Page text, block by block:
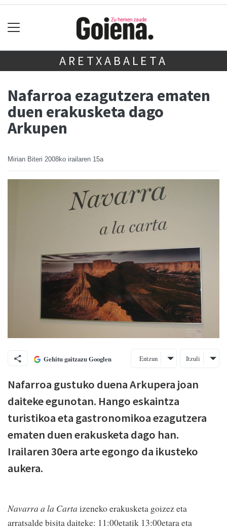
ARETXABALETA
Nafarroa ezagutzera ematen
duen erakusketa dago
Arkupen
Mirian Biteri 2008ko irailaren 15a
Gehitu gaitzazu Googlen Entzun Itzuli
Nafarroa gustuko duena Arkupera joan
daiteke egunotan. Hango eskaintza
turistikoa eta gastronomikoa ezagutzera
ematen duen erakusketa dago han.
Irailaren 30era arte egongo da ikusteko
aukera.
Navarra a la Carta izeneko erakusketa goizez eta
arratsalde bisita daiteke: 11:00etatik 13:00etara eta